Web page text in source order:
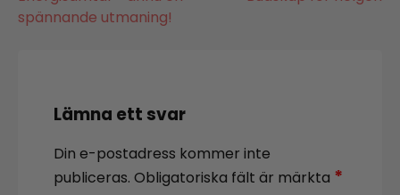
spännande utmaning!
Lämna ett svar
Din e-postadress kommer inte
publiceras. Obligatoriska fält är märkta *